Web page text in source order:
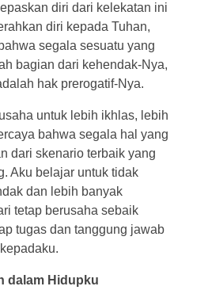
diri dari kelekatan ini
diri kepada Tuhan,
segala sesuatu yang
bagian dari kehendak-Nya,
hak prerogatif-Nya.
untuk lebih ikhlas, lebih
bahwa segala hal yang
dari skenario terbaik yang
Aku belajar untuk tidak
dan lebih banyak
tetap berusaha sebaik
tugas dan tanggung jawab
dalam Hidupku